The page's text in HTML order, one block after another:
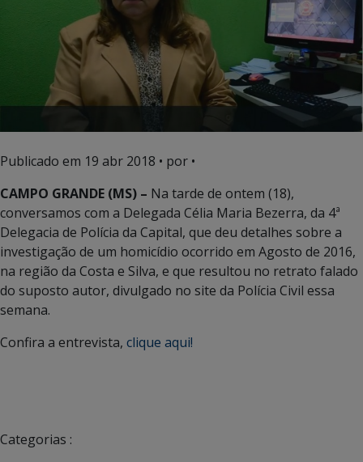
Publicado em 19 abr 2018 • por •
CAMPO GRANDE (MS) – Na tarde de ontem (18),
conversamos com a Delegada Célia Maria Bezerra, da 4ª
Delegacia de Polícia da Capital, que deu detalhes sobre a
investigação de um homicídio ocorrido em Agosto de 2016,
na região da Costa e Silva, e que resultou no retrato falado
do suposto autor, divulgado no site da Polícia Civil essa
semana.
Confira a entrevista, clique aqui!
Categorias :